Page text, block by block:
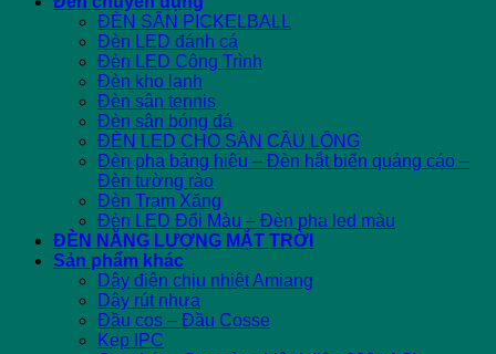
ĐÈN SÂN PICKELBALL
Đèn LED đánh cá
Đèn LED Công Trình
Đèn kho lạnh
Đèn sân tennis
Đèn sân bóng đá
ĐÈN LED CHO SÂN CẦU LÔNG
Đèn pha bảng hiệu – Đèn hắt biển quảng cáo –
Đèn tường rào
Đèn Trạm Xăng
Đèn LED Đổi Màu – Đèn pha led màu
ĐÈN NĂNG LƯỢNG MẶT TRỜI
Sản phẩm khác
Dây điện chịu nhiệt Amiang
Dây rút nhựa
Đầu cos – Đầu Cosse
Kẹp IPC